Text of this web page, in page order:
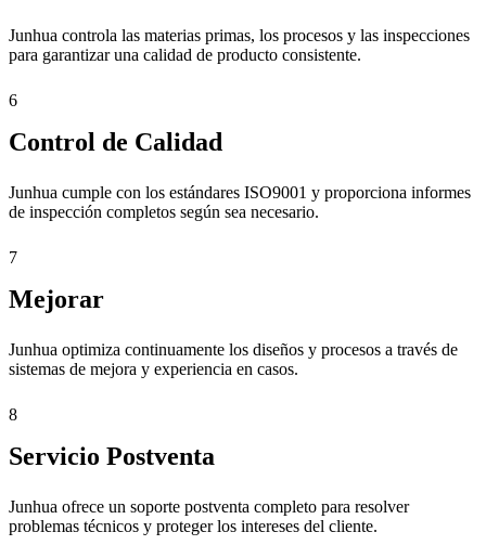
Junhua controla las materias primas, los procesos y las inspecciones
para garantizar una calidad de producto consistente.
6
Control de Calidad
Junhua cumple con los estándares ISO9001 y proporciona informes
de inspección completos según sea necesario.
7
Mejorar
Junhua optimiza continuamente los diseños y procesos a través de
sistemas de mejora y experiencia en casos.
8
Servicio Postventa
Junhua ofrece un soporte postventa completo para resolver
problemas técnicos y proteger los intereses del cliente.